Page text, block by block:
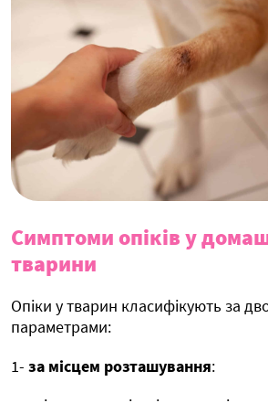
Симптоми опіків у
тварини
Опіки у тварин класифікують за
параметрами:
1- за місцем розташування: